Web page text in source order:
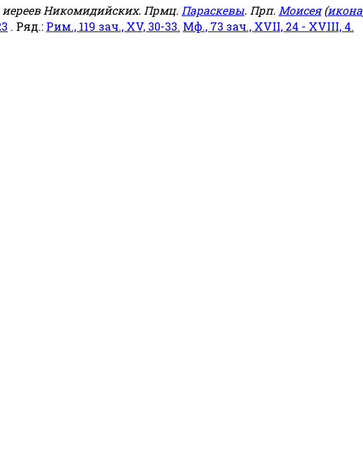
иереев Никомидийских. Прмц. Параскевы. Прп. Моисея(икона
. Ряд.: Рим., 119 зач., XV, 30-33. Мф., 73 зач., XVII, 24 - XVIII, 4.